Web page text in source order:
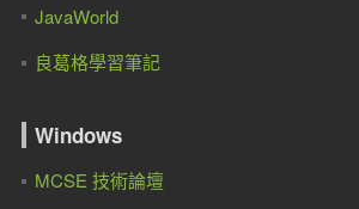
JavaWorld
良葛格學習筆記
Windows
MCSE 技術論壇